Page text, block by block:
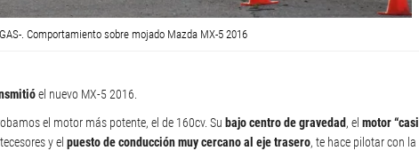
. Comportamiento sobre mojado Mazda MX-5 2016
el nuevo MX-5 2016.
el motor más potente, el de 160cv. Su bajo centro de gravedad, el motor “casi
y el puesto de conducción muy cercano al eje trasero, te hace pilotar con la